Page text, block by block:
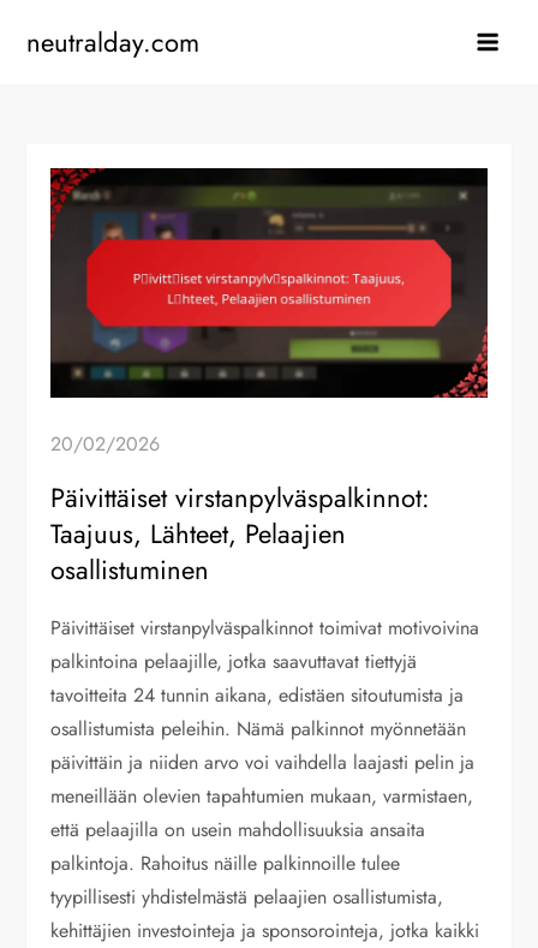
neutralday.com
20/02/2026
Päivittäiset virstanpylväspalkinnot:
Taajuus, Lähteet, Pelaajien
osallistuminen
Päivittäiset virstanpylväspalkinnot toimivat motivoivina
palkintoina pelaajille, jotka saavuttavat tiettyjä
tavoitteita 24 tunnin aikana, edistäen sitoutumista ja
osallistumista peleihin. Nämä palkinnot myönnetään
päivittäin ja niiden arvo voi vaihdella laajasti pelin ja
meneillään olevien tapahtumien mukaan, varmistaen,
että pelaajilla on usein mahdollisuuksia ansaita
palkintoja. Rahoitus näille palkinnoille tulee
tyypillisesti yhdistelmästä pelaajien osallistumista,
kehittäjien investointeja ja sponsorointeja, jotka kaikki